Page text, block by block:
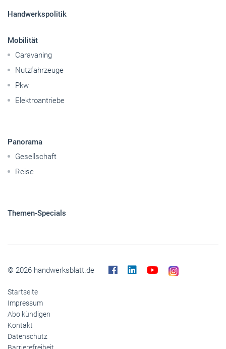
Handwerkspolitik
Mobilität
Caravaning
Nutzfahrzeuge
Pkw
Elektroantriebe
Panorama
Gesellschaft
Reise
Themen-Specials
© 2026 handwerksblatt.de
Startseite
Impressum
Abo kündigen
Kontakt
Datenschutz